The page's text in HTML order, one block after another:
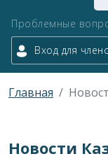
Проблемные
Вход для
Главная
Новости